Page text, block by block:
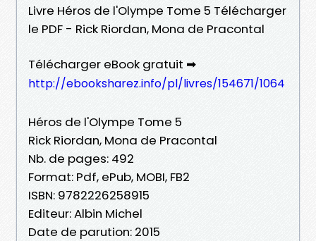
Livre Héros de l'Olympe Tome 5 Télécharger
le PDF - Rick Riordan, Mona de Pracontal
Télécharger eBook gratuit ➡
http://ebooksharez.info/pl/livres/154671/1064
Héros de l'Olympe Tome 5
Rick Riordan, Mona de Pracontal
Nb. de pages: 492
Format: Pdf, ePub, MOBI, FB2
ISBN: 9782226258915
Editeur: Albin Michel
Date de parution: 2015